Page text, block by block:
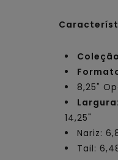
8,25"
Largura:
14,25"
Nariz:
Tail: